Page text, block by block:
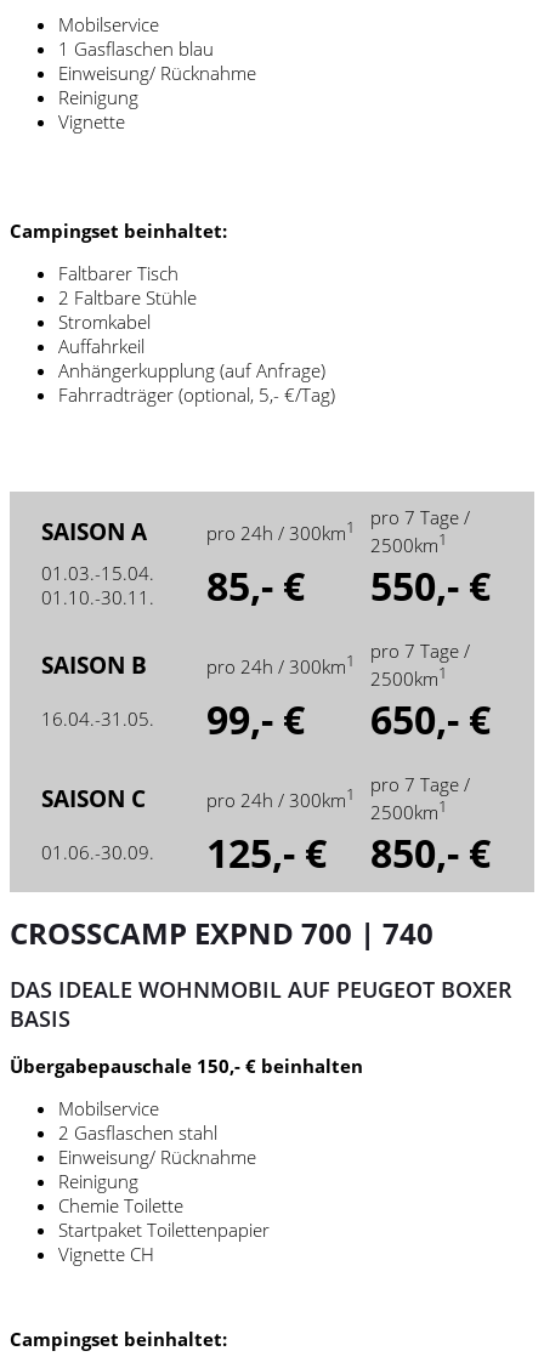
Mobilservice
1 Gasflaschen blau
Einweisung/ Rücknahme
Reinigung
Vignette
Campingset beinhaltet:
Faltbarer Tisch
2 Faltbare Stühle
Stromkabel
Auffahrkeil
Anhängerkupplung (auf Anfrage)
Fahrradträger (optional, 5,- €/Tag)
SAISON A pro 24h / 300km1
pro 7 Tage /
2500km1
01.03.-15.04.
01.10.-30.11.
85,- € 550,- €
SAISON B pro 24h / 300km1
pro 7 Tage /
2500km1
16.04.-31.05. 99,- € 650,- €
SAISON C pro 24h / 300km1
pro 7 Tage /
2500km1
01.06.-30.09. 125,- € 850,- €
CROSSCAMP EXPND 700 | 740
DAS IDEALE WOHNMOBIL AUF PEUGEOT BOXER
BASIS
Übergabepauschale 150,- € beinhalten
Mobilservice
2 Gasflaschen stahl
Einweisung/ Rücknahme
Reinigung
Chemie Toilette
Startpaket Toilettenpapier
Vignette CH
Campingset beinhaltet: